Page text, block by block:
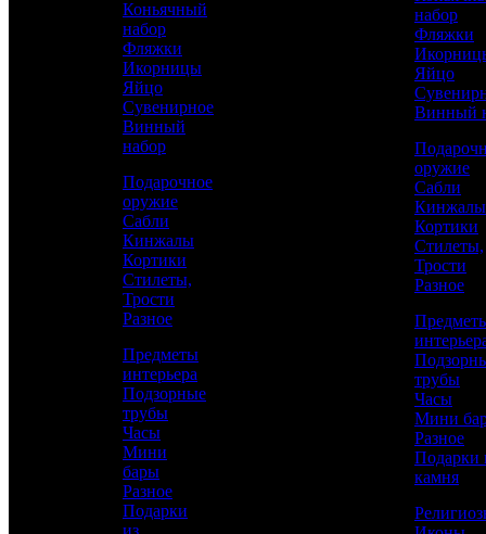
Берестяная Рукоять
Аристократ
Рабочие ножи
8 560 р.
Коньячный
набор
Фляжки
Икорницы
Яйцо
Сувенирное
Винный
набор
Подарочное
оружие
Сабли
Кинжалы
Кортики
Стилеты,
Трости
Разное
Предметы
интерьера
Подзорные
трубы
Часы
Мини
бары
Разное
Подарки
из
набор
Фляжки
Яйцо
Винный
оружие
Сабли
Кинжалы
Кортики
Стилеты,
Трости
Разное
трубы
Часы
Мини
Разное
Подарки
камня